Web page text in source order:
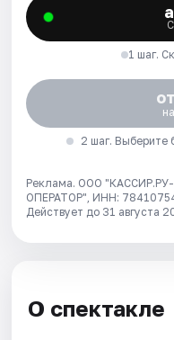
1 шаг.
2 шаг. Выберите
Реклама. ООО
ОПЕРАТОР", ИНН:
Действует до 31 августа
О спектакле